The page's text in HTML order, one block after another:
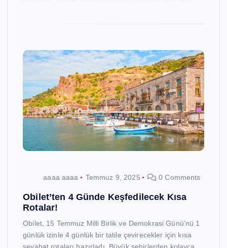
aaaa aaaa Temmuz 9, 2025 0 Comments
Obilet’ten 4 Günde Keşfedilecek Kısa
Rotalar!
Obilet, 15 Temmuz Milli Birlik ve Demokrasi Günü’nü 1
günlük izinle 4 günlük bir tatile çevirecekler için kısa